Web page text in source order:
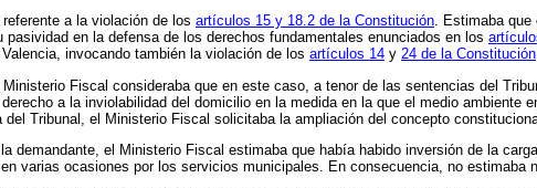
a la violación de los artículos 15 y 18.2 de la Constitución. Estimaba que
en la defensa de los derechos fundamentales enunciados en los
invocando también la violación de los artículos 14 y 24 de la Constitución
Ministerio Fiscal consideraba que en este caso, a tenor de las sentencias del
derecho a la inviolabilidad del domicilio en la medida en la que el medio ambiente
Tribunal, el Ministerio Fiscal solicitaba la ampliación del concepto
demandante, el Ministerio Fiscal estimaba que había habido inversión de la
varias ocasiones por los servicios municipales. En consecuencia, no estimaba